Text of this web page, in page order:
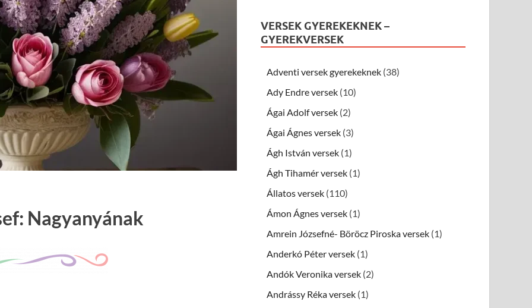
Nagyanyának
VERSEK GYEREKEKNEK –
GYEREKVERSEK
Adventi versek gyerekeknek (38)
Ady Endre versek (10)
Ágai Adolf versek (2)
Ágai Ágnes versek (3)
Ágh István versek (1)
Ágh Tihamér versek (1)
Állatos versek (110)
Ámon Ágnes versek (1)
Amrein Józsefné- Böröcz Piroska versek (1)
Anderkó Péter versek (1)
Andók Veronika versek (2)
Andrássy Réka versek (1)